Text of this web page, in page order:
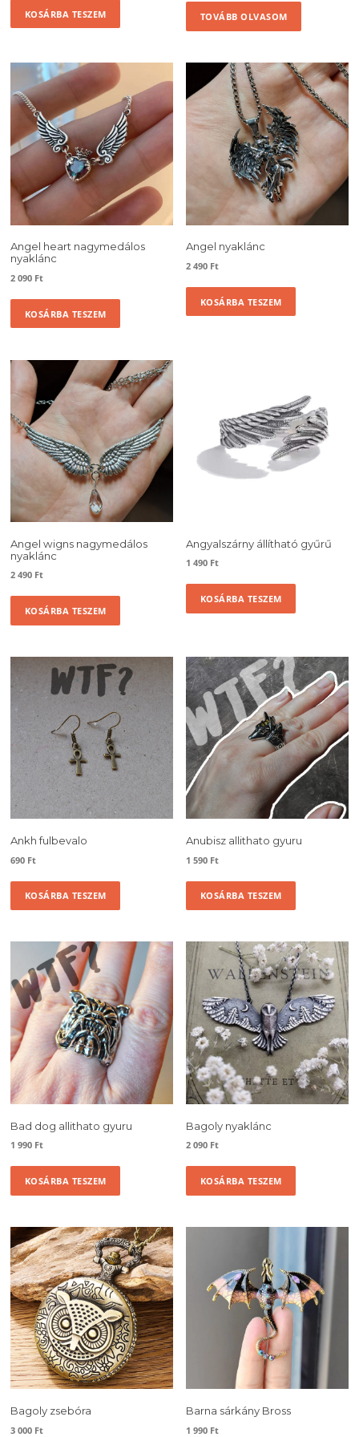
KOSÁRBA TESZEM TOVÁBB OLVASOM
Angel heart nagymedálos
nyaklánc
2 090 Ft
KOSÁRBA TESZEM
Angel nyaklánc
2 490 Ft
KOSÁRBA TESZEM
Angel wigns nagymedálos
nyaklánc
2 490 Ft
KOSÁRBA TESZEM
Angyalszárny állítható gyűrű
1 490 Ft
KOSÁRBA TESZEM
Ankh fulbevalo
690 Ft
KOSÁRBA TESZEM
Anubisz allithato gyuru
1 590 Ft
KOSÁRBA TESZEM
Bad dog allithato gyuru
1 990 Ft
KOSÁRBA TESZEM
Bagoly nyaklánc
2 090 Ft
KOSÁRBA TESZEM
Bagoly zsebóra
3 000 Ft
Barna sárkány Bross
1 990 Ft